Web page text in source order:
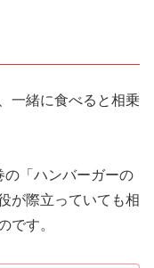
一緒に食べると相乗
の「ハンバーガーの
が際立っていても相
です。